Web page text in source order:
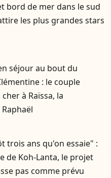
bord de mer dans le sud
les plus grandes stars
séjour au bout du
: le couple
à Raïssa, la
trois ans qu'on essaie" :
de Koh-Lanta, le projet
pas comme prévu